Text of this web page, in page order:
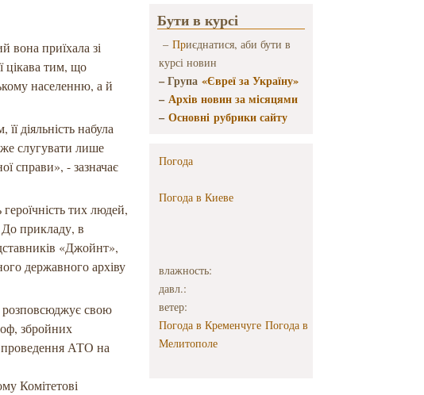
вона приїхала зі
цікава тим, що
населенню, а й
діяльність набула
слугувати лише
справи», - зазначає
тих людей,
До прикладу, в
«Джойнт»,
державного архіву
розповсюджує свою
збройних
проведення АТО на
Комітетові
Бути в курсі
– Приєднатися, аби бути в
курсі новин
– Група «Євреї за Україну»
–Архів новин за місяцями
–Основні рубрики сайту
Погода
Погода в Киеве
влажность:
давл.:
ветер:
Погода в Кременчуге Погода в
Мелитополе